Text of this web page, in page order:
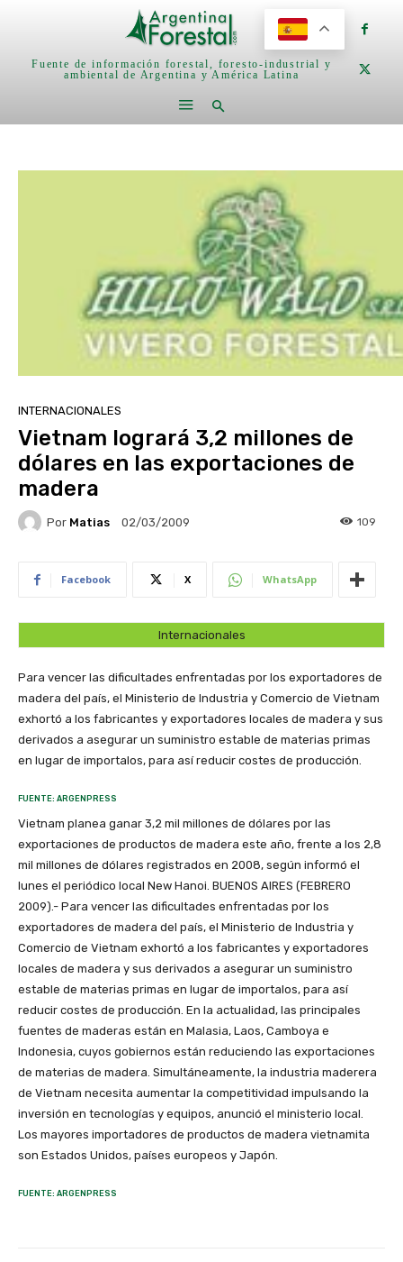
Fuente de información forestal, foresto-industrial y
ambiental de Argentina y América Latina
INTERNACIONALES
Vietnam logrará 3,2 millones de
dólares en las exportaciones de
madera
Por Matias 02/03/2009 109
Facebook X WhatsApp
Internacionales
Para vencer las dificultades enfrentadas por los exportadores de
madera del país, el Ministerio de Industria y Comercio de Vietnam
exhortó a los fabricantes y exportadores locales de madera y sus
derivados a asegurar un suministro estable de materias primas
en lugar de importalos, para así reducir costes de producción.
FUENTE: ARGENPRESS
Vietnam planea ganar 3,2 mil millones de dólares por las
exportaciones de productos de madera este año, frente a los 2,8
mil millones de dólares registrados en 2008, según informó el
lunes el periódico local New Hanoi. BUENOS AIRES (FEBRERO
2009).- Para vencer las dificultades enfrentadas por los
exportadores de madera del país, el Ministerio de Industria y
Comercio de Vietnam exhortó a los fabricantes y exportadores
locales de madera y sus derivados a asegurar un suministro
estable de materias primas en lugar de importalos, para así
reducir costes de producción. En la actualidad, las principales
fuentes de maderas están en Malasia, Laos, Camboya e
Indonesia, cuyos gobiernos están reduciendo las exportaciones
de materias de madera. Simultáneamente, la industria maderera
de Vietnam necesita aumentar la competitividad impulsando la
inversión en tecnologías y equipos, anunció el ministerio local.
Los mayores importadores de productos de madera vietnamita
son Estados Unidos, países europeos y Japón.
FUENTE: ARGENPRESS